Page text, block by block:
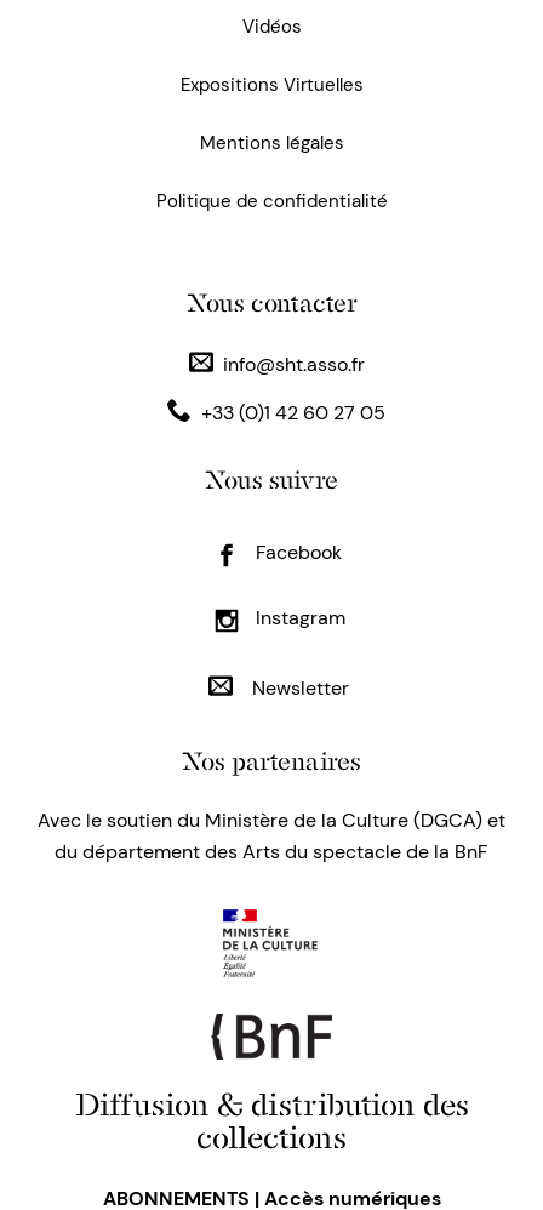
Vidéos
Expositions Virtuelles
Mentions légales
Politique de confidentialité
Nous contacter
info@sht.asso.fr
+33 (0)1 42 60 27 05
Nous suivre
Facebook
Instagram
Newsletter
Nos partenaires
Avec le soutien du Ministère de la Culture (DGCA) et
du département des Arts du spectacle de la BnF
Diffusion & distribution des
collections
ABONNEMENTS | Accès numériques